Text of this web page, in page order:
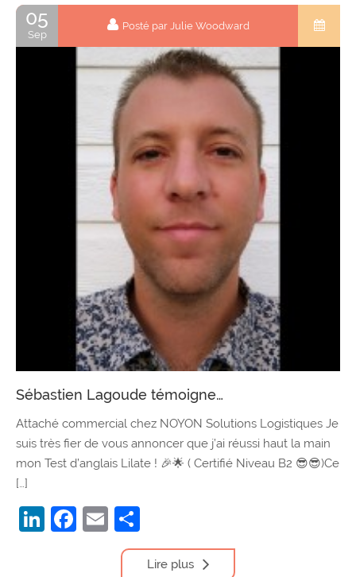
05
Sep
Posté par Julie Woodward
Sébastien Lagoude témoigne…
Attaché commercial chez NOYON Solutions Logistiques Je
suis très fier de vous annoncer que j’ai réussi haut la main
mon Test d’anglais Lilate ! 🎉🌟 ( Certifié Niveau B2 😎😎)Ce
[…]
LinkedIn
Facebook
Email
Lire plus